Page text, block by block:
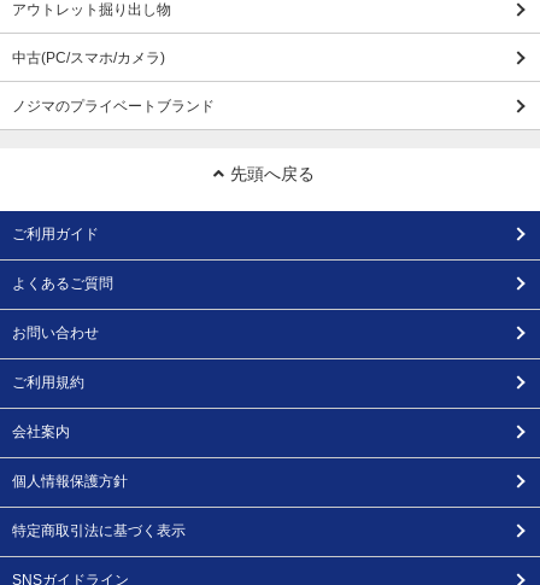
アウトレット掘り出し物
中古(PC/スマホ/カメラ)
ノジマのプライベートブランド
先頭へ戻る
ご利用ガイド
よくあるご質問
お問い合わせ
ご利用規約
会社案内
個人情報保護方針
特定商取引法に基づく表示
SNSガイドライン